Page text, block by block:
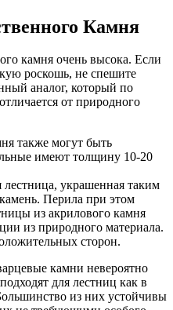
Камня
камня очень высока. Если
​​роскошь, не спешите
аналог, который по
от природного
также могут быть
имеют толщину 10-20
лестница, украшенная таким
Перила при этом
из акрилового камня
из природного материала.
сторон.
камни невероятно
для лестниц как в
из них устойчивы